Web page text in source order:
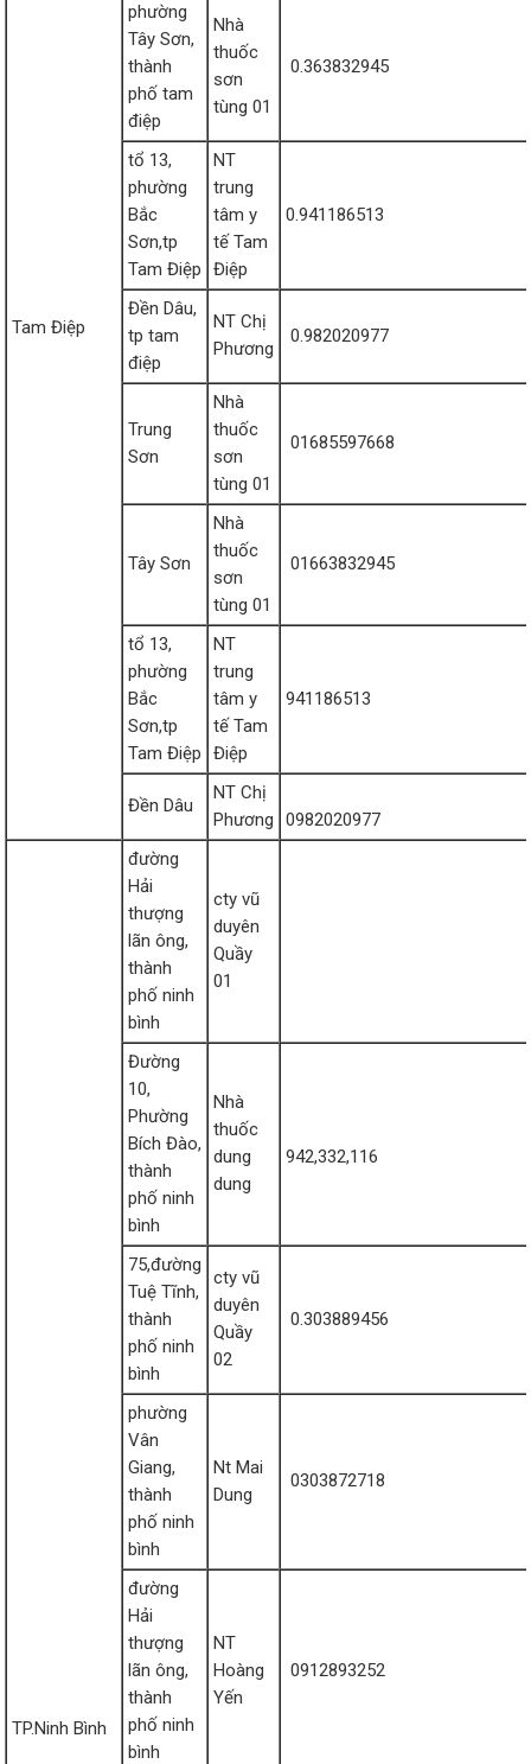
Tam Điệp
phường
Tây Sơn,
thành
phố tam
điệp
Nhà
thuốc
sơn
tùng 01
0.363832945
tổ 13,
phường
Bắc
Sơn,tp
Tam Điệp
NT
trung
tâm y
tế Tam
Điệp
0.941186513
Đền Dâu,
tp tam
điệp
NT Chị
Phương
0.982020977
Trung
Sơn
Nhà
thuốc
sơn
tùng 01
01685597668
Tây Sơn
Nhà
thuốc
sơn
tùng 01
01663832945
tổ 13,
phường
Bắc
Sơn,tp
Tam Điệp
NT
trung
tâm y
tế Tam
Điệp
941186513
Đền Dâu
NT Chị
Phương
0982020977
TP.Ninh Bình
đường
Hải
thượng
lãn ông,
thành
phố ninh
bình
cty vũ
duyên
Quầy
01
Đường
10,
Phường
Bích Đào,
thành
phố ninh
bình
Nhà
thuốc
dung
dung
942,332,116
75,đường
Tuệ Tĩnh,
thành
phố ninh
bình
cty vũ
duyên
Quầy
02
0.303889456
phường
Vân
Giang,
thành
phố ninh
bình
Nt Mai
Dung
0303872718
đường
Hải
thượng
lãn ông,
thành
phố ninh
bình
NT
Hoàng
Yến
0912893252